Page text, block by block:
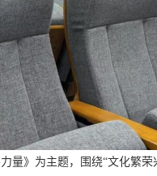
量》为主题，围绕“文化繁